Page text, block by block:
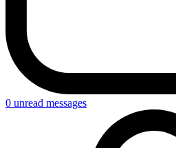
0 unread messages